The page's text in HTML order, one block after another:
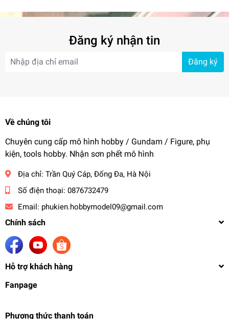
Đăng ký nhận tin
Đăng ký
Về chúng tôi
Chuyên cung cấp mô hình hobby / Gundam / Figure, phụ
kiện, tools hobby. Nhận sơn phết mô hình
Địa chỉ: Trần Quý Cáp, Đống Đa, Hà Nội
Số điện thoại: 0876732479
Email: phukien.hobbymodel09@gmail.com
Chính sách
Hỗ trợ khách hàng
Fanpage
Phương thức thanh toán